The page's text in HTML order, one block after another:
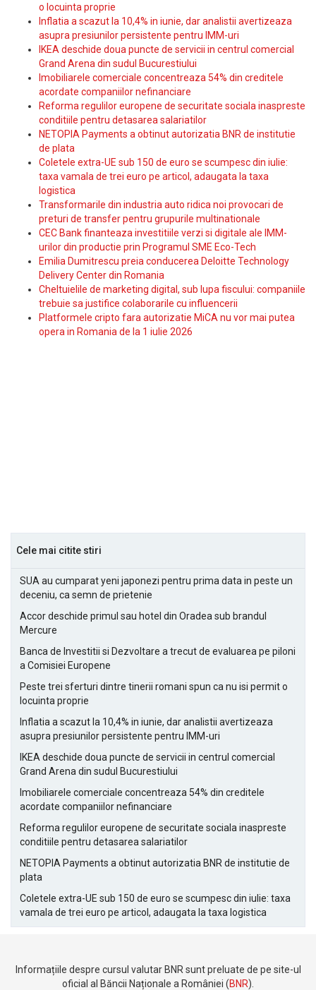
o locuinta proprie
Inflatia a scazut la 10,4% in iunie, dar analistii avertizeaza
asupra presiunilor persistente pentru IMM-uri
IKEA deschide doua puncte de servicii in centrul comercial
Grand Arena din sudul Bucurestiului
Imobiliarele comerciale concentreaza 54% din creditele
acordate companiilor nefinanciare
Reforma regulilor europene de securitate sociala inaspreste
conditiile pentru detasarea salariatilor
NETOPIA Payments a obtinut autorizatia BNR de institutie
de plata
Coletele extra-UE sub 150 de euro se scumpesc din iulie:
taxa vamala de trei euro pe articol, adaugata la taxa
logistica
Transformarile din industria auto ridica noi provocari de
preturi de transfer pentru grupurile multinationale
CEC Bank finanteaza investitiile verzi si digitale ale IMM-
urilor din productie prin Programul SME Eco-Tech
Emilia Dumitrescu preia conducerea Deloitte Technology
Delivery Center din Romania
Cheltuielile de marketing digital, sub lupa fiscului: companiile
trebuie sa justifice colaborarile cu influencerii
Platformele cripto fara autorizatie MiCA nu vor mai putea
opera in Romania de la 1 iulie 2026
Cele mai citite stiri
SUA au cumparat yeni japonezi pentru prima data in peste un
deceniu, ca semn de prietenie
Accor deschide primul sau hotel din Oradea sub brandul
Mercure
Banca de Investitii si Dezvoltare a trecut de evaluarea pe piloni
a Comisiei Europene
Peste trei sferturi dintre tinerii romani spun ca nu isi permit o
locuinta proprie
Inflatia a scazut la 10,4% in iunie, dar analistii avertizeaza
asupra presiunilor persistente pentru IMM-uri
IKEA deschide doua puncte de servicii in centrul comercial
Grand Arena din sudul Bucurestiului
Imobiliarele comerciale concentreaza 54% din creditele
acordate companiilor nefinanciare
Reforma regulilor europene de securitate sociala inaspreste
conditiile pentru detasarea salariatilor
NETOPIA Payments a obtinut autorizatia BNR de institutie de
plata
Coletele extra-UE sub 150 de euro se scumpesc din iulie: taxa
vamala de trei euro pe articol, adaugata la taxa logistica
Informațiile despre cursul valutar BNR sunt preluate de pe site-ul
oficial al Băncii Naționale a României (BNR).